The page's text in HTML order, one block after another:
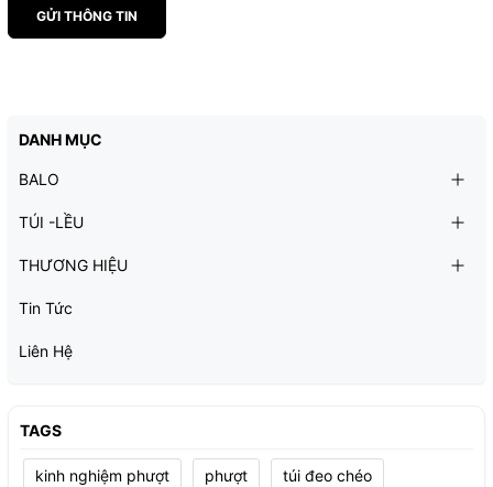
GỬI THÔNG TIN
DANH MỤC
BALO
TÚI -LỀU
THƯƠNG HIỆU
Tin Tức
Liên Hệ
TAGS
kinh nghiệm phượt phượt túi đeo chéo